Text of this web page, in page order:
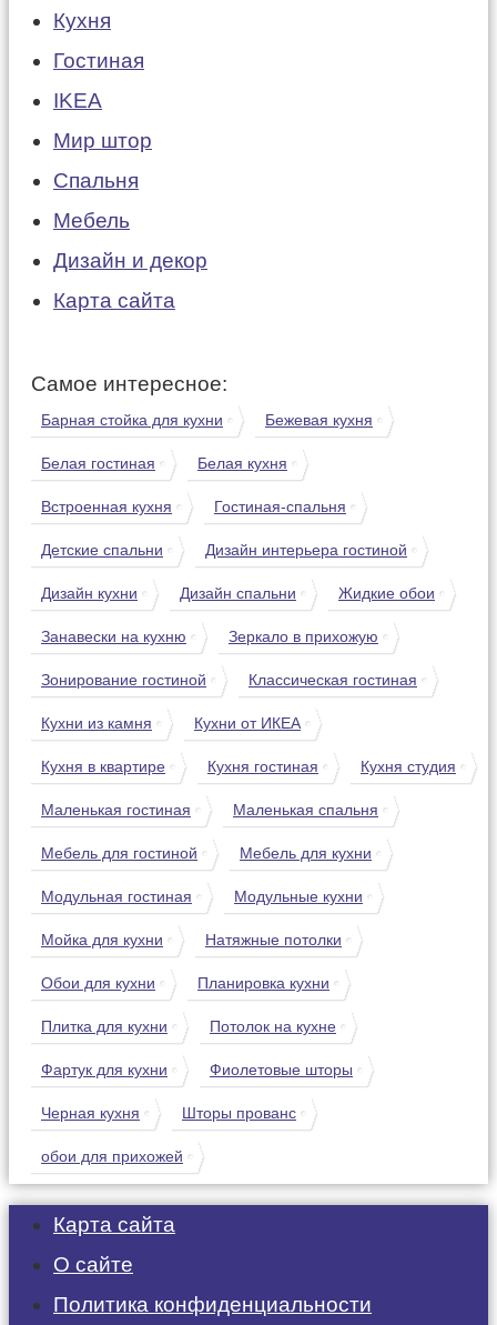
Кухня
Гостиная
IKEA
Мир штор
Спальня
Мебель
Дизайн и декор
Карта сайта
Самое интересное:
Барная стойка для кухни Бежевая кухня
Белая гостиная Белая кухня
Встроенная кухня Гостиная-спальня
Детские спальни Дизайн интерьера гостиной
Дизайн кухни Дизайн спальни Жидкие обои
Занавески на кухню Зеркало в прихожую
Зонирование гостиной Классическая гостиная
Кухни из камня Кухни от ИКЕА
Кухня в квартире Кухня гостиная Кухня студия
Маленькая гостиная Маленькая спальня
Мебель для гостиной Мебель для кухни
Модульная гостиная Модульные кухни
Мойка для кухни Натяжные потолки
Обои для кухни Планировка кухни
Плитка для кухни Потолок на кухне
Фартук для кухни Фиолетовые шторы
Черная кухня Шторы прованс
обои для прихожей
Карта сайта
О сайте
Политика конфиденциальности